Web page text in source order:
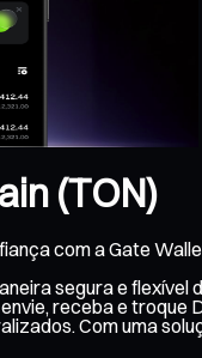
(TON)
com a Gate
segura e
receba e
Com uma